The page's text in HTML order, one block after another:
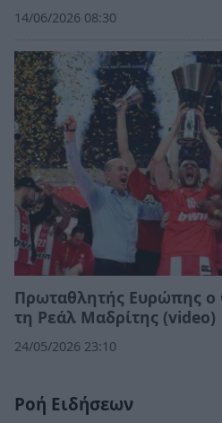
14/06/2026 08:30
Πρωταθλητής Ευρώπης ο
τη Ρεάλ Μαδρίτης (video)
24/05/2026 23:10
Ροή Ειδήσεων